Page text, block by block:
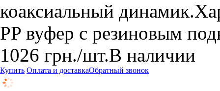
коаксиальный
PP вуфер с резиновым
1026 грн./шт.В наличии
Купить Оплата и доставкаОбратный звонок